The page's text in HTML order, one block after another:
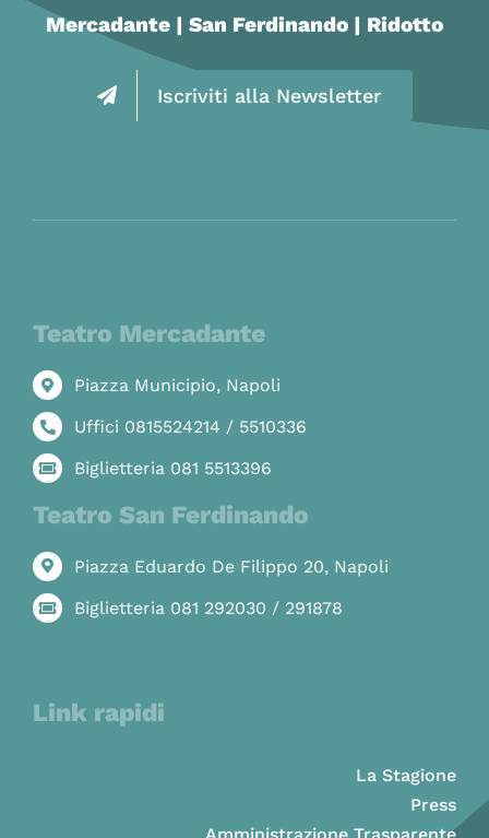
Mercadante | San Ferdinando | Ridotto
Iscriviti alla Newsletter
Teatro Mercadante
Piazza Municipio, Napoli
Uffici 0815524214 / 5510336
Biglietteria 081 5513396
Teatro San Ferdinando
Piazza Eduardo De Filippo 20, Napoli
Biglietteria 081 292030 / 291878
Link rapidi
La Stagione
Press
Amministrazione Trasparente